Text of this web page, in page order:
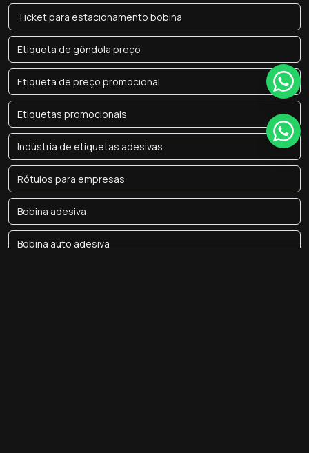
Ticket para estacionamento bobina
Etiqueta de gôndola preço
Etiqueta de preço promocional
Etiquetas promocionais
Indústria de etiquetas adesivas
Rótulos para empresas
Bobina adesiva
Bobina auto adesiva